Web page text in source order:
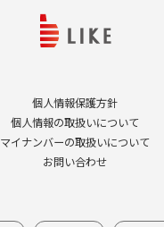
個人情報保護方針
個人情報の取扱いについて
マイナンバーの取扱いについて
お問い合わせ